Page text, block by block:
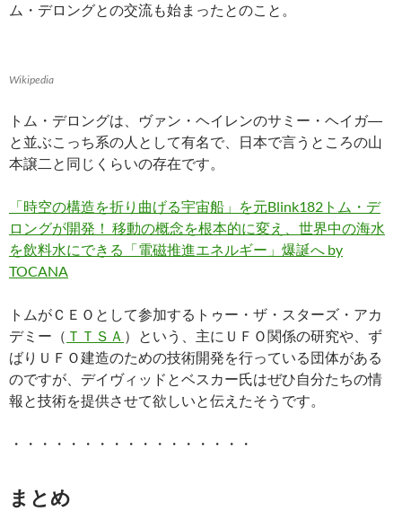
ム・デロングとの交流も始まったとのこと。
Wikipedia
トム・デロングは、ヴァン・ヘイレンのサミー・ヘイガ―
と並ぶこっち系の人として有名で、日本で言うところの山
本譲二と同じくらいの存在です。
「時空の構造を折り曲げる宇宙船」を元Blink182トム・デ
ロングが開発！ 移動の概念を根本的に変え、世界中の海水
を飲料水にできる「電磁推進エネルギー」爆誕へ by
TOCANA
トムがＣＥＯとして参加するトゥー・ザ・スターズ・アカ
デミー（ ＴＴＳＡ ）という、主にＵＦＯ関係の研究や、ず
ばりＵＦＯ建造のための技術開発を行っている団体がある
のですが、デイヴィッドとベスカー氏はぜひ自分たちの情
報と技術を提供させて欲しいと伝えたそうです。
・・・・・・・・・・・・・・・・・
まとめ